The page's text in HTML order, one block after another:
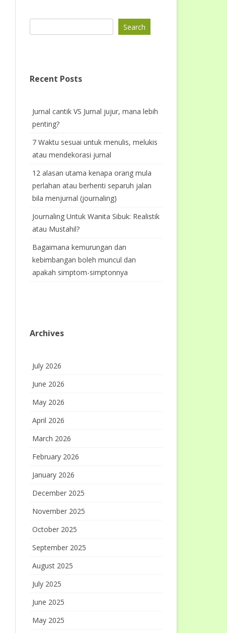
Search
Recent Posts
Jurnal cantik VS Jurnal jujur, mana lebih
penting?
7 Waktu sesuai untuk menulis, melukis
atau mendekorasi jurnal
12 alasan utama kenapa orang mula
perlahan atau berhenti separuh jalan
bila menjurnal (journaling)
Journaling Untuk Wanita Sibuk: Realistik
atau Mustahil?
Bagaimana kemurungan dan
kebimbangan boleh muncul dan
apakah simptom-simptonnya
Archives
July 2026
June 2026
May 2026
April 2026
March 2026
February 2026
January 2026
December 2025
November 2025
October 2025
September 2025
August 2025
July 2025
June 2025
May 2025